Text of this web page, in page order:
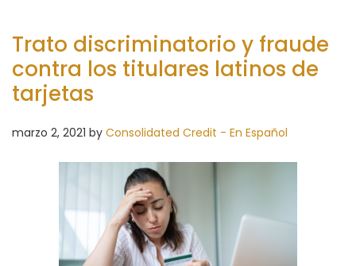
Trato discriminatorio y fraude
contra los titulares latinos de
tarjetas
marzo 2, 2021 by Consolidated Credit - En Español